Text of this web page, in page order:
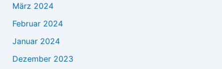
März 2024
Februar 2024
Januar 2024
Dezember 2023